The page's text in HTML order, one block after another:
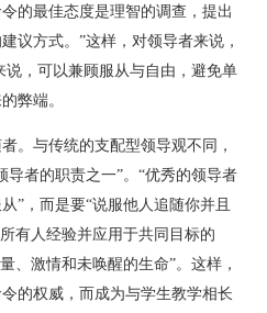
的最佳态度是理智的调查，提出
议方式。”这样，对领导者来说，
，可以兼顾服从与自由，避免单
弊端。
与传统的支配型领导观不同，
导者的职责之一”。“优秀的领导者
”，而是要“说服他人追随你并且
有人经验并应用于共同目标的
、激情和未唤醒的生命”。这样，
的权威，而成为与学生教学相长